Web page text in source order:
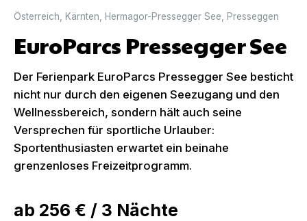
Österreich Kärnten Hermagor-Pressegger See Presseggen
EuroParcs Pressegger See
Der Ferienpark EuroParcs Pressegger See besticht
nicht nur durch den eigenen Seezugang und den
Wellnessbereich, sondern hält auch seine
Versprechen für sportliche Urlauber:
Sportenthusiasten erwartet ein beinahe
grenzenloses Freizeitprogramm.
ab 256 € / 3 Nächte